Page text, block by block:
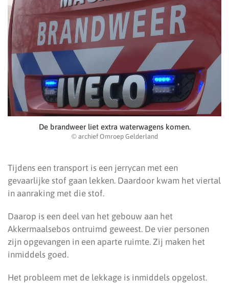
De brandweer liet extra waterwagens komen.
© archief Omroep Gelderland
Tijdens een transport is een jerrycan met een
gevaarlijke stof gaan lekken. Daardoor kwam het viertal
in aanraking met die stof.
Daarop is een deel van het gebouw aan het
Akkermaalsebos ontruimd geweest. De vier personen
zijn opgevangen in een aparte ruimte. Zij maken het
inmiddels goed.
Het probleem met de lekkage is inmiddels opgelost.